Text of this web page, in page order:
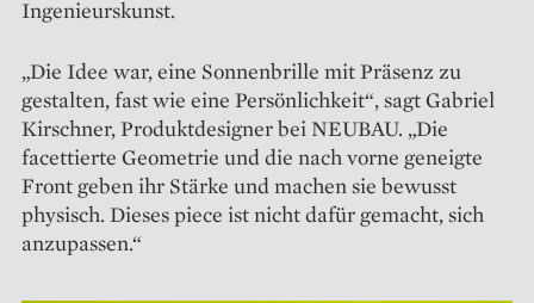
Ingenieurskunst.
„Die Idee war, eine Sonnenbrille mit Präsenz zu
gestalten, fast wie eine Persönlichkeit“, sagt Gabriel
Kirschner, Produktdesigner bei NEUBAU. „Die
facettierte Geometrie und die nach vorne geneigte
Front geben ihr Stärke und machen sie bewusst
physisch. Dieses piece ist nicht dafür gemacht, sich
anzupassen.“